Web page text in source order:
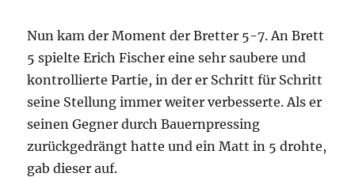
Nun kam der Moment der Bretter 5-7. An Brett
5 spielte Erich Fischer eine sehr saubere und
kontrollierte Partie, in der er Schritt für Schritt
seine Stellung immer weiter verbesserte. Als er
seinen Gegner durch Bauernpressing
zurückgedrängt hatte und ein Matt in 5 drohte,
gab dieser auf.